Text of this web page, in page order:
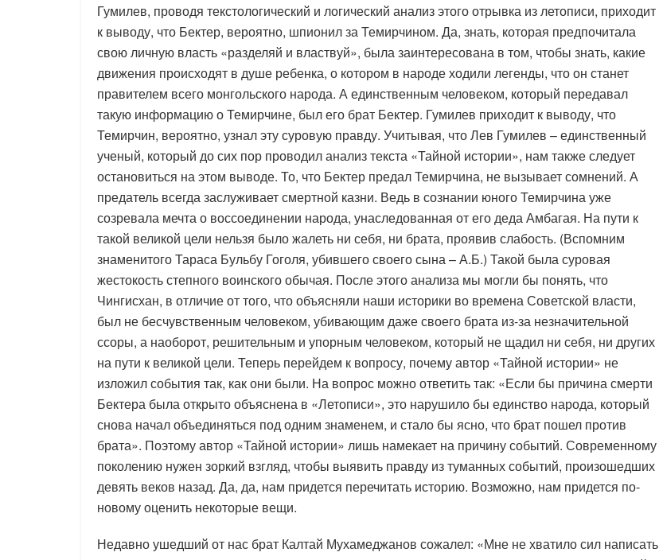
Гумилев, проводя текстологический и логический анализ этого отрывка из летописи, приходит
к выводу, что Бектер, вероятно, шпионил за Темирчином. Да, знать, которая предпочитала
свою личную власть «разделяй и властвуй», была заинтересована в том, чтобы знать, какие
движения происходят в душе ребенка, о котором в народе ходили легенды, что он станет
правителем всего монгольского народа. А единственным человеком, который передавал
такую информацию о Темирчине, был его брат Бектер. Гумилев приходит к выводу, что
Темирчин, вероятно, узнал эту суровую правду. Учитывая, что Лев Гумилев – единственный
ученый, который до сих пор проводил анализ текста «Тайной истории», нам также следует
остановиться на этом выводе. То, что Бектер предал Темирчина, не вызывает сомнений. А
предатель всегда заслуживает смертной казни. Ведь в сознании юного Темирчина уже
созревала мечта о воссоединении народа, унаследованная от его деда Амбагая. На пути к
такой великой цели нельзя было жалеть ни себя, ни брата, проявив слабость. (Вспомним
знаменитого Тараса Бульбу Гоголя, убившего своего сына – А.Б.) Такой была суровая
жестокость степного воинского обычая. После этого анализа мы могли бы понять, что
Чингисхан, в отличие от того, что объясняли наши историки во времена Советской власти,
был не бесчувственным человеком, убивающим даже своего брата из-за незначительной
ссоры, а наоборот, решительным и упорным человеком, который не щадил ни себя, ни других
на пути к великой цели. Теперь перейдем к вопросу, почему автор «Тайной истории» не
изложил события так, как они были. На вопрос можно ответить так: «Если бы причина смерти
Бектера была открыто объяснена в «Летописи», это нарушило бы единство народа, который
снова начал объединяться под одним знаменем, и стало бы ясно, что брат пошел против
брата». Поэтому автор «Тайной истории» лишь намекает на причину событий. Современному
поколению нужен зоркий взгляд, чтобы выявить правду из туманных событий, произошедших
девять веков назад. Да, да, нам придется перечитать историю. Возможно, нам придется по-
новому оценить некоторые вещи.
Недавно ушедший от нас брат Калтай Мухамеджанов сожалел: «Мне не хватило сил написать